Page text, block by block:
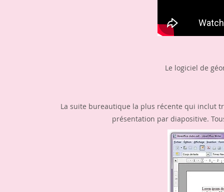
Le logiciel de
La suite bureautique la plus récente qui inclut
présentation par diapositive.